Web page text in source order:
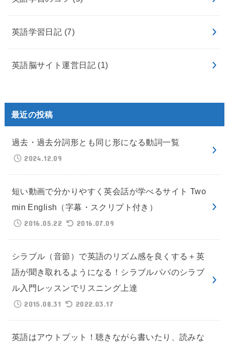
英語学習日記 (7)
英語脳サイト運営日記 (1)
最近の投稿
過去・過去分詞形とも同じ形になる動詞一覧
2024.12.09
短い動画で分かりやすく英会話が学べるサイト Two
min English（字幕・スクリプト付き）
2016.05.22
2016.07.09
シラブル（音節）で英語のリズム感を良くする＋英
語が聞き取れるようになる！シラブルパパのシラブ
ル入門レッスンでリスニング上達
2015.08.31
2022.03.17
英語はアウトプット！聴きながら書いたり、読みな